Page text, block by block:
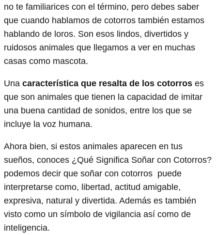
no te familiarices con el término, pero debes saber
que cuando hablamos de cotorros también estamos
hablando de loros. Son esos lindos, divertidos y
ruidosos animales que llegamos a ver en muchas
casas como mascota.
Una característica que resalta de los cotorros es
que son animales que tienen la capacidad de imitar
una buena cantidad de sonidos, entre los que se
incluye la voz humana.
Ahora bien, si estos animales aparecen en tus
sueños, conoces ¿Qué Significa Soñar con Cotorros?
podemos decir que soñar con cotorros puede
interpretarse como, libertad, actitud amigable,
expresiva, natural y divertida. Además es también
visto como un símbolo de vigilancia así como de
inteligencia.